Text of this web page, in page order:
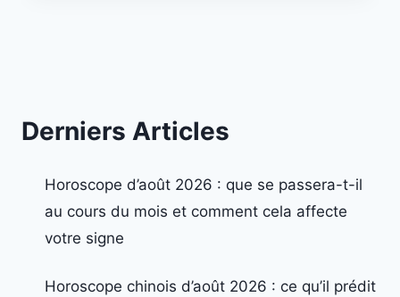
Derniers Articles
Horoscope d’août 2026 : que se passera-t-il
au cours du mois et comment cela affecte
votre signe
Horoscope chinois d’août 2026 : ce qu’il prédit